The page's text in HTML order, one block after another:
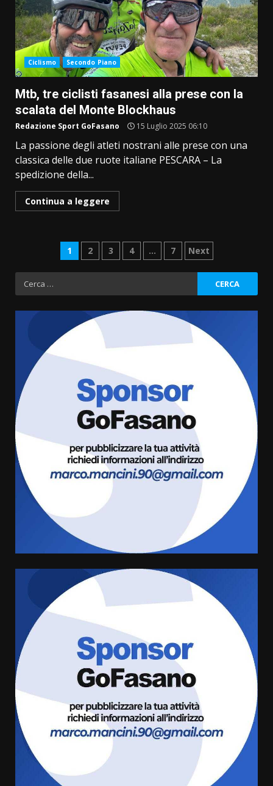
Ciclismo Secondo Piano
Mtb, tre ciclisti fasanesi alla prese con la
scalata del Monte Blockhaus
Redazione Sport GoFasano 15 Luglio 2025 06:10
La passione degli atleti nostrani alle prese con una
classica delle due ruote italiane PESCARA – La
spedizione della...
Continua a leggere
Paginazione
degli
articoli
1 2 3 4 … 7 Next
Ricerca
per:
3
Serie D, l’Us Fasano è escluso
5 Agosto 2026 17:30
Truffatori in azione nelle
frazioni fasanesi
5 Agosto 2026 11:03
Residenti di Savelletri scrivono
al Prefetto: “Noi cittadini di
serie B”
Pesce Spada: appuntamento a
sabato 8 agosto
5 Agosto 2026 06:10
L’abusivismo giornalistico è un
pericolo
3 Agosto 2026 17:22
Cura dei beni comuni e
cittadinanza attiva: online
l’avviso per la gestione
condivisa della Villetta di
Laureto
6 Agosto 2026 06:20